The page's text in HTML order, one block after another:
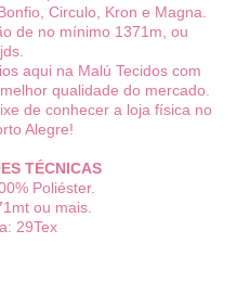
Circulo, Kron e Magna.
de no mínimo 1371m, ou
aqui na Malú Tecidos com
qualidade do mercado.
de conhecer a loja física no
Alegre!
TÉCNICAS
Poliéster.
ou mais.
29Tex